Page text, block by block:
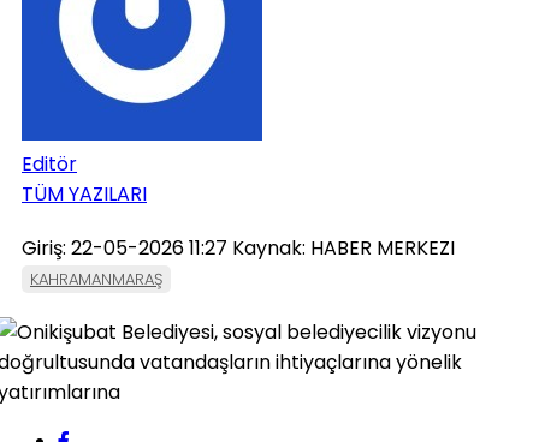
Editör
TÜM YAZILARI
Giriş: 22-05-2026 11:27 Kaynak: HABER MERKEZI
KAHRAMANMARAŞ